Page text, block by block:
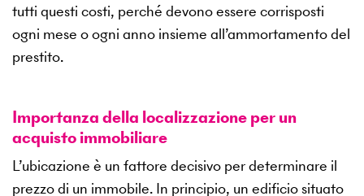
tutti questi costi, perché devono essere corrisposti
ogni mese o ogni anno insieme all’ammortamento del
prestito.
Importanza della localizzazione per un
acquisto immobiliare
L’ubicazione è un fattore decisivo per determinare il
prezzo di un immobile. In principio, un edificio situato